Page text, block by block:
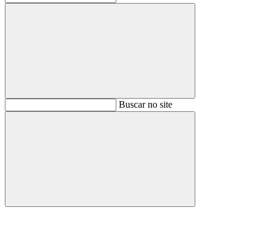
BuscarBuscar no site
Buscar